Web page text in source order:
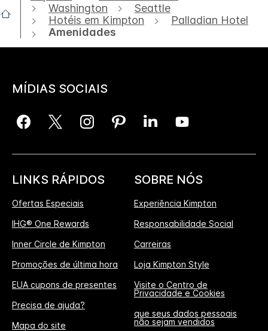
Washington
Seattle
Hotéis em Kimpton
Palladian Hotel
Amenidades
MÍDIAS SOCIAIS
LINKS RÁPIDOS
Ofertas Especiais
IHG® One Rewards
Inner Circle de Kimpton
Promoções de última hora
EUA cupons de presentes
Precisa de ajuda?
Mapa do site
SOBRE NÓS
Experiência Kimpton
Responsabilidade Social
Carreiras
Loja Kimpton Style
Visite o Centro de
Privacidade e Cookies
que seus dados pessoais
não sejam vendidos